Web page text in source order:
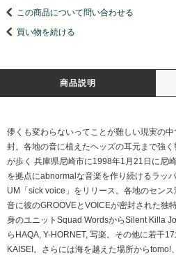
この商品について問い合わせる
買い物を続ける
商品説明
儚くも変わらないってことが難しい現実の
封。各地の音に植えたヘッズの耳元まで強
が歩く 兵庫県尼崎市に1998年1月21日に尼
を拠点にabnormalな音楽を作り続けるラッ
UM「sick voice」をリリース。各地のセン
音に彼のGROOVEとVOICEが密封された独
身のユニットSquad WordsからSilent Killa
らHAQA, Y-HORNET, 写楽。その他に若干
KAISEI。さらには海を越えた場所からtomo!